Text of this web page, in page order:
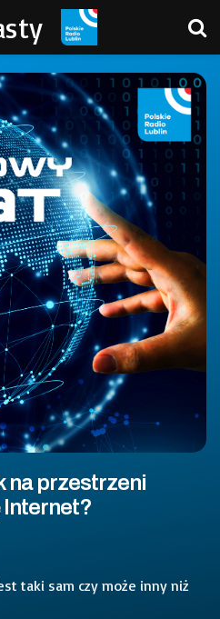
na przestrzeni
Internet?
taki sam czy może inny niż